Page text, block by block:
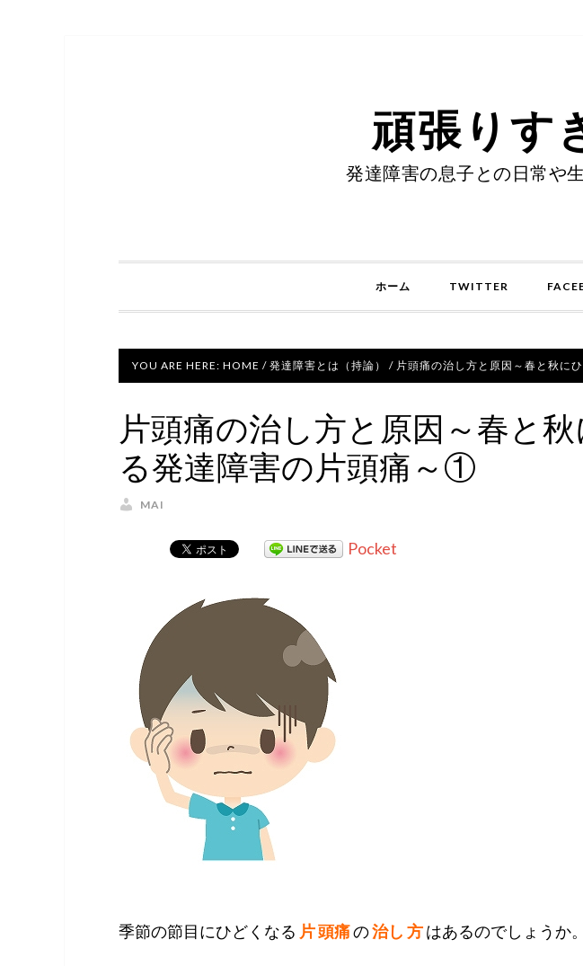
頑張りす
発達障害の息子との日常や
ホーム TWITTER
YOU ARE HERE: HOME / 発達障害とは（持論） / 片頭痛の治し方と原因～春と秋に
片頭痛の治し方と原因～春と
る発達障害の片頭痛～①
MAI
Pocket
季節の節目にひどくなる 片 頭痛の治し 方はあるのでしょうか。